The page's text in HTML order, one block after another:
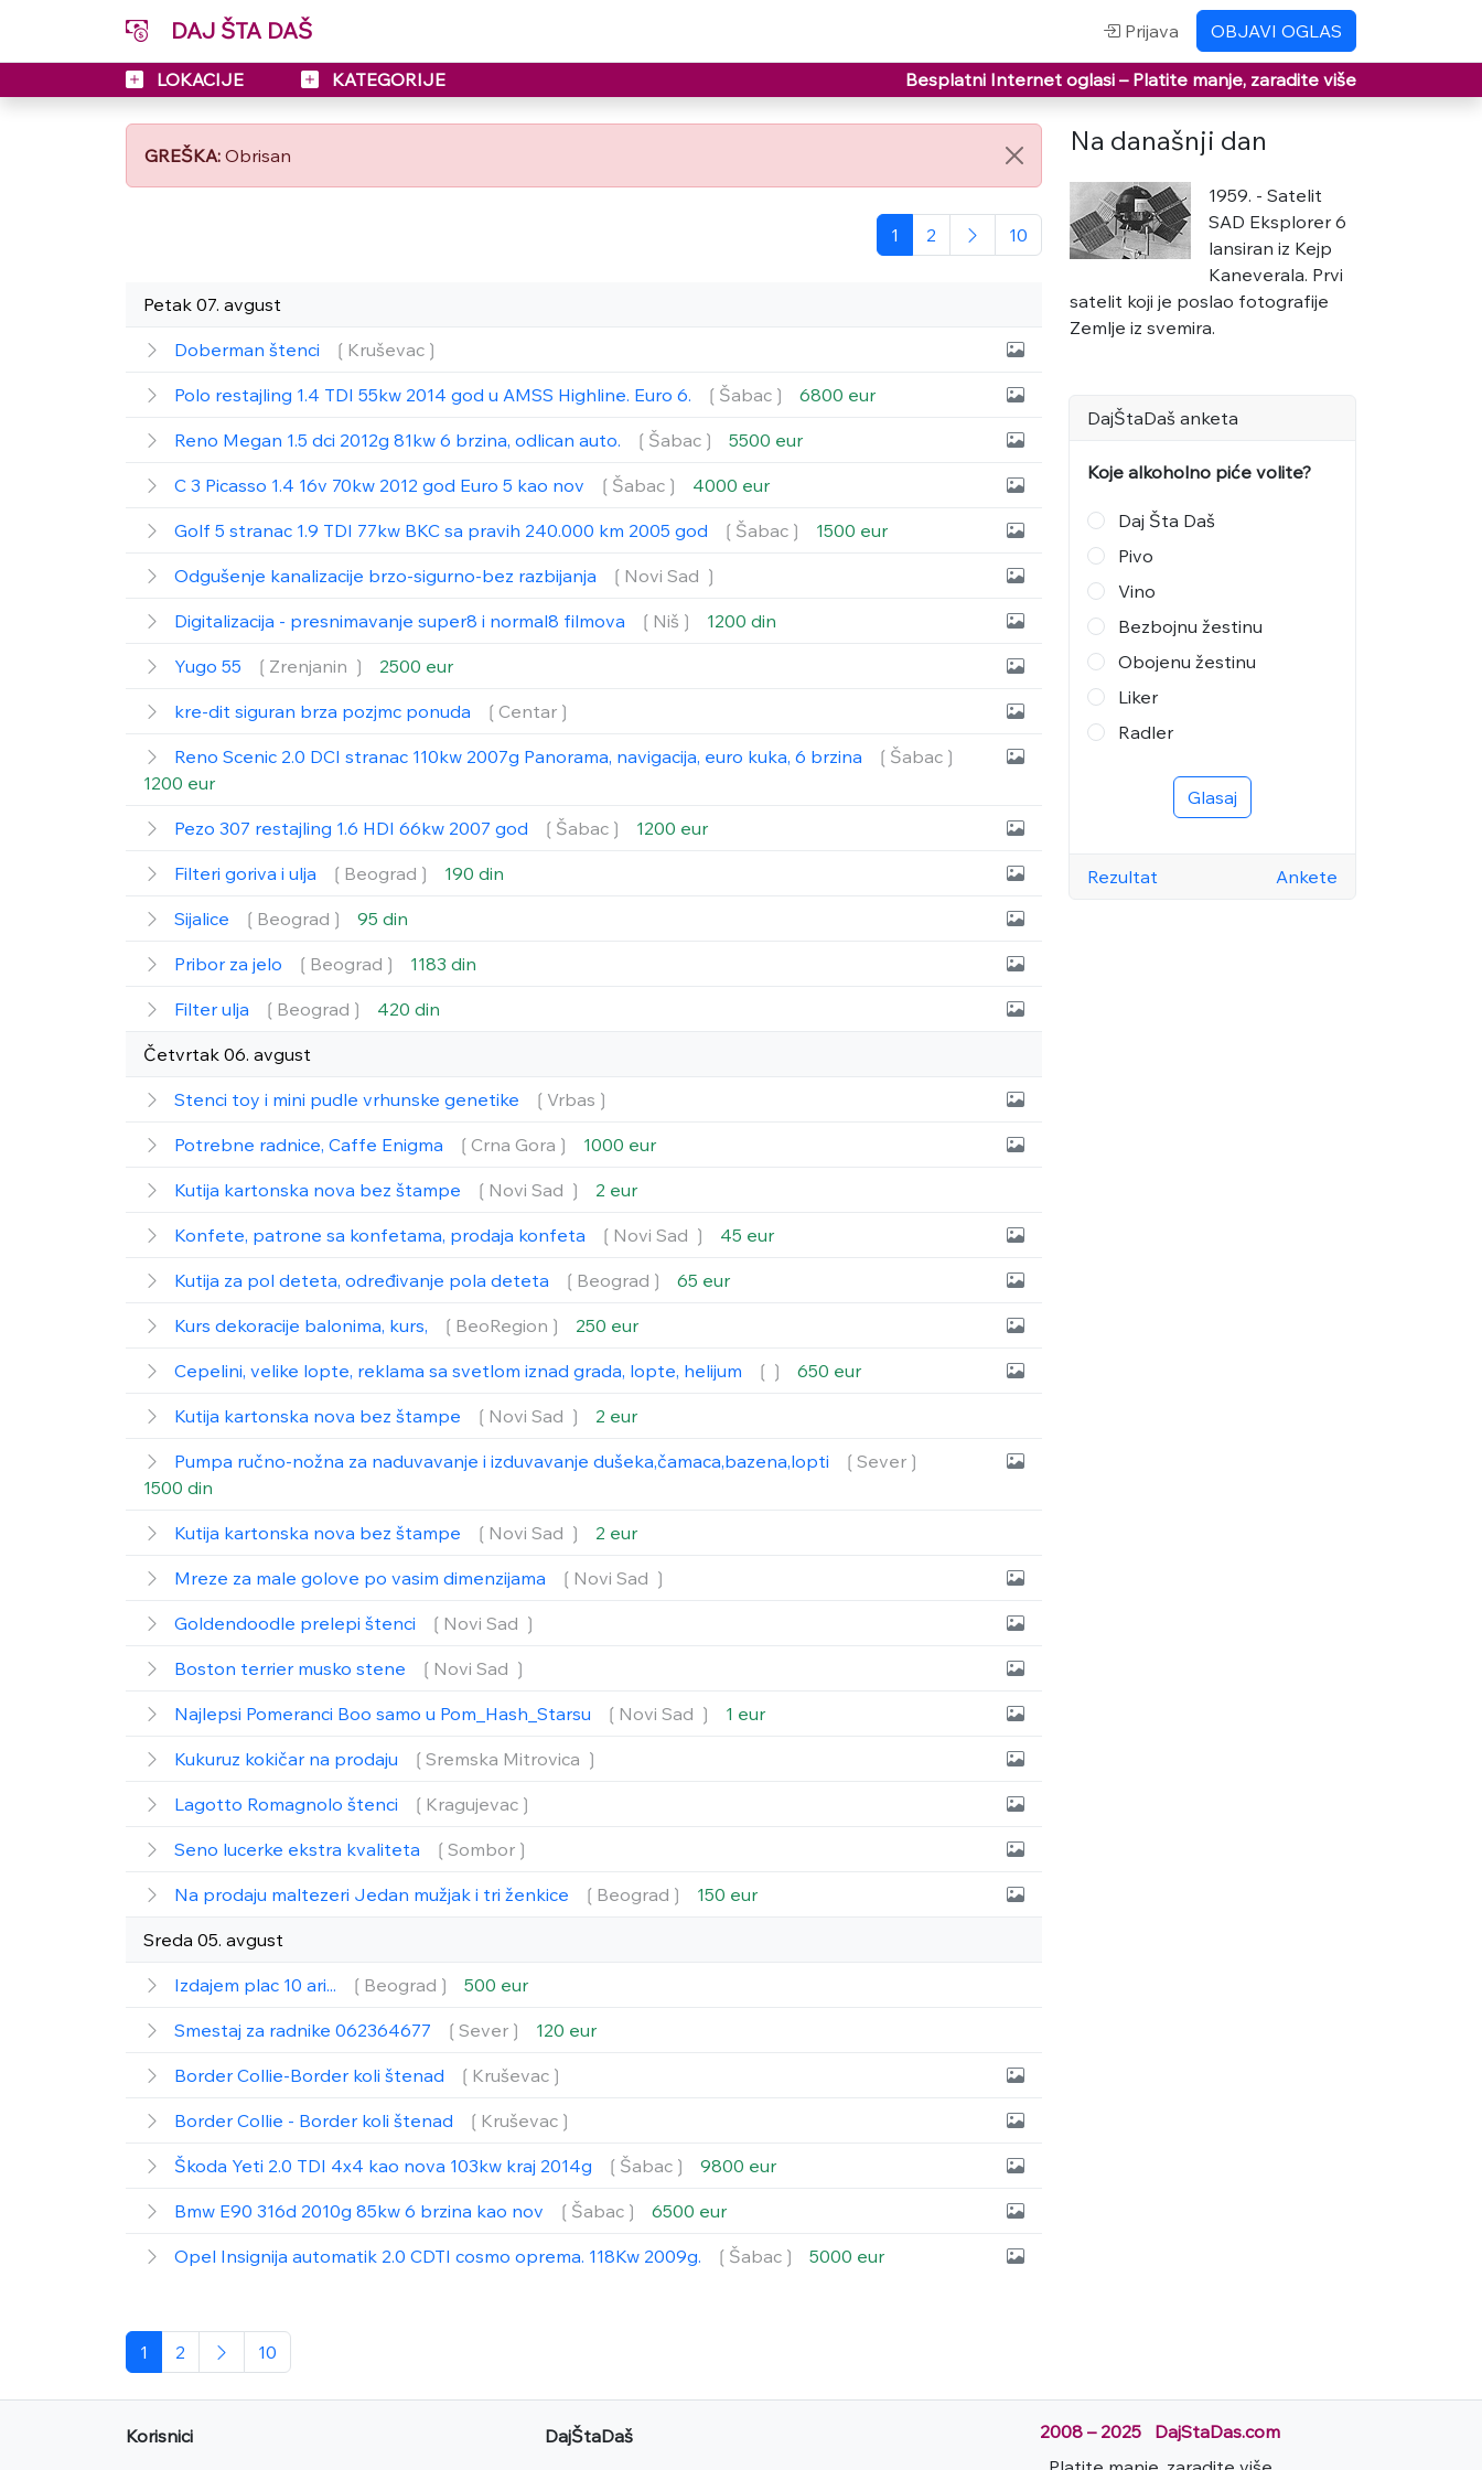
DAJ ŠTA DAŠ Prijava OBJAVI OGLAS
LOKACIJE KATEGORIJE Besplatni Internet oglasi – Platite manje, zaradite više
GREŠKA: Obrisan
1 2 10
Petak 07. avgust
Doberman štenci ❲Kruševac❳
Polo restajling 1.4 TDI 55kw 2014 god u AMSS Highline. Euro 6. ❲Šabac❳ 6800 eur
Reno Megan 1.5 dci 2012g 81kw 6 brzina, odlican auto. ❲Šabac❳ 5500 eur
C 3 Picasso 1.4 16v 70kw 2012 god Euro 5 kao nov ❲Šabac❳ 4000 eur
Golf 5 stranac 1.9 TDI 77kw BKC sa pravih 240.000 km 2005 god ❲Šabac❳ 1500 eur
Odgušenje kanalizacije brzo-sigurno-bez razbijanja ❲Novi Sad ❳
Digitalizacija - presnimavanje super8 i normal8 filmova ❲Niš❳ 1200 din
Yugo 55 ❲Zrenjanin ❳ 2500 eur
kre-dit siguran brza pozjmc ponuda ❲Centar❳
Reno Scenic 2.0 DCI stranac 110kw 2007g Panorama, navigacija, euro kuka, 6 brzina
❲Šabac❳
1200 eur
Pezo 307 restajling 1.6 HDI 66kw 2007 god ❲Šabac❳ 1200 eur
Filteri goriva i ulja ❲Beograd❳ 190 din
Sijalice ❲Beograd❳ 95 din
Pribor za jelo ❲Beograd❳ 1183 din
Filter ulja ❲Beograd❳ 420 din
Četvrtak 06. avgust
Stenci toy i mini pudle vrhunske genetike ❲Vrbas❳
Potrebne radnice, Caffe Enigma ❲Crna Gora❳ 1000 eur
Kutija kartonska nova bez štampe ❲Novi Sad ❳ 2 eur
Konfete, patrone sa konfetama, prodaja konfeta ❲Novi Sad ❳ 45 eur
Kutija za pol deteta, određivanje pola deteta ❲Beograd❳ 65 eur
Kurs dekoracije balonima, kurs, ❲BeoRegion❳ 250 eur
Cepelini, velike lopte, reklama sa svetlom iznad grada, lopte, helijum ❲❳ 650 eur
Kutija kartonska nova bez štampe ❲Novi Sad ❳ 2 eur
Pumpa ručno-nožna za naduvavanje i izduvavanje dušeka,čamaca,bazena,lopti
❲Sever❳
1500 din
Kutija kartonska nova bez štampe ❲Novi Sad ❳ 2 eur
Mreze za male golove po vasim dimenzijama ❲Novi Sad ❳
Goldendoodle prelepi štenci ❲Novi Sad ❳
Boston terrier musko stene ❲Novi Sad ❳
Najlepsi Pomeranci Boo samo u Pom_Hash_Starsu ❲Novi Sad ❳ 1 eur
Kukuruz kokičar na prodaju ❲Sremska Mitrovica ❳
Lagotto Romagnolo štenci ❲Kragujevac❳
Seno lucerke ekstra kvaliteta ❲Sombor❳
Na prodaju maltezeri Jedan mužjak i tri ženkice ❲Beograd❳ 150 eur
Sreda 05. avgust
Izdajem plac 10 ari... ❲Beograd❳ 500 eur
Smestaj za radnike 062364677 ❲Sever❳ 120 eur
Border Collie-Border koli štenad ❲Kruševac❳
Border Collie - Border koli štenad ❲Kruševac❳
Škoda Yeti 2.0 TDI 4x4 kao nova 103kw kraj 2014g ❲Šabac❳ 9800 eur
Bmw E90 316d 2010g 85kw 6 brzina kao nov ❲Šabac❳ 6500 eur
Opel Insignija automatik 2.0 CDTI cosmo oprema. 118Kw 2009g. ❲Šabac❳ 5000 eur
1 2 10
Na današnji dan
1959. - Satelit
SAD Eksplorer 6
lansiran iz Kejp
Kaneverala. Prvi
satelit koji je poslao fotografije
Zemlje iz svemira.
DajŠtaDaš anketa
Koje alkoholno piće volite?
Daj Šta Daš
Pivo
Vino
Bezbojnu žestinu
Obojenu žestinu
Liker
Radler
Glasaj
Rezultat Ankete
Korisnici
DajŠtaDaš
2008 – 2025 DajStaDas.com